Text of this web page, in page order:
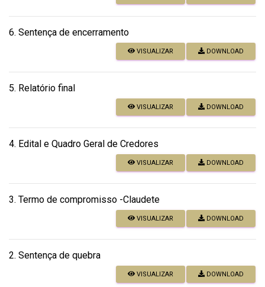
6. Sentença de encerramento
DOWNLOAD
VISUALIZAR
5. Relatório final
DOWNLOAD
VISUALIZAR
4. Edital e Quadro Geral de Credores
DOWNLOAD
VISUALIZAR
3. Termo de compromisso -Claudete
DOWNLOAD
VISUALIZAR
2. Sentença de quebra
DOWNLOAD
VISUALIZAR